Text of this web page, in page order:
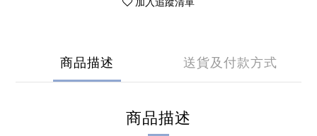
商品描述 送貨及付款方式
商品描述